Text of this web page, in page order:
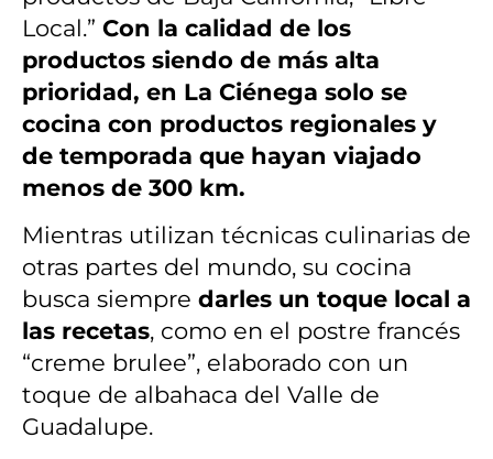
Local.” Con la calidad de los
productos siendo de más alta
prioridad, en La Ciénega solo se
cocina con productos regionales y
de temporada que hayan viajado
menos de 300 km.
Mientras utilizan técnicas culinarias de
otras partes del mundo, su cocina
busca siempre darles un toque local a
las recetas, como en el postre francés
“creme brulee”, elaborado con un
toque de albahaca del Valle de
Guadalupe.